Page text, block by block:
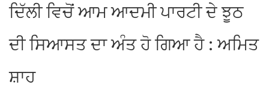
ਦਿੱਲੀ ਵਿਚੋਂ ਆਮ ਆਦਮੀ ਪਾਰਟੀ ਦੇ ਝੂਠ
ਦੀ ਸਿਆਸਤ ਦਾ ਅੰਤ ਹੋ ਗਿਆ ਹੈ : ਅਮਿਤ
ਸ਼ਾਹ